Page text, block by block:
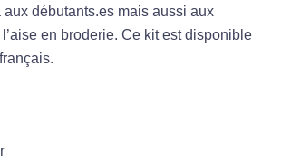
débutants.es mais aussi aux
en broderie. Ce kit est disponible